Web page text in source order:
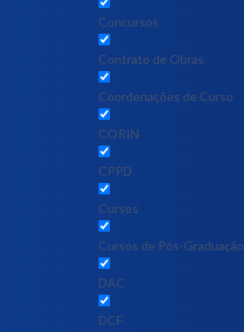
Concursos
Contrato de Obras
Coordenações de Curso
CORIN
CPPD
Cursos
Cursos de Pós-Graduação
DAC
DCF